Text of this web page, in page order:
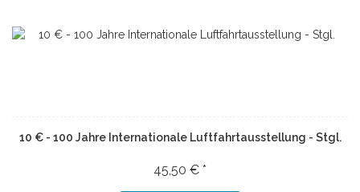
10 € - 100 Jahre Internationale Luftfahrtausstellung - Stgl.
45,50 € *